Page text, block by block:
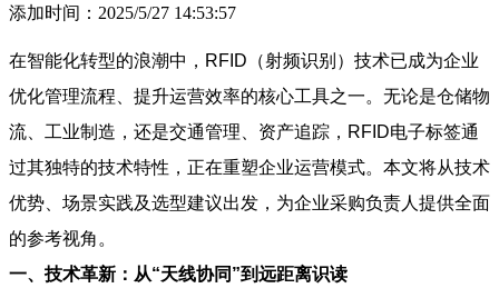
添加时间：2025/5/27 14:53:57
在智能化转型的浪潮中，RFID（射频识别）技术已成为企业
优化管理流程、提升运营效率的核心工具之一。无论是仓储物
流、工业制造，还是交通管理、资产追踪，RFID电子标签通
过其独特的技术特性，正在重塑企业运营模式。本文将从技术
优势、场景实践及选型建议出发，为企业采购负责人提供全面
的参考视角。
一、技术革新：从“天线协同”到远距离识读